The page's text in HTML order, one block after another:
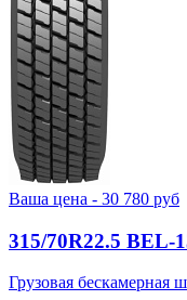
Ваша цена - 30 780 руб
315/70R22.5
Грузовая бескамерная